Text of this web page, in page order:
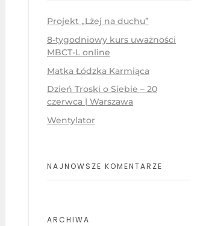
Projekt „Lżej na duchu”
8-tygodniowy kurs uważności
MBCT-L online
Matka Łódzka Karmiąca
Dzień Troski o Siebie – 20
czerwca | Warszawa
Wentylator
NAJNOWSZE KOMENTARZE
ARCHIWA